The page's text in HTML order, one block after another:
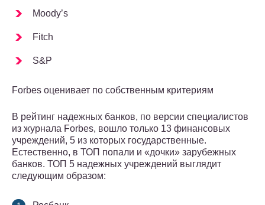
Moody’s
Fitch
S&P
Forbes оценивает по собственным критериям
В рейтинг надежных банков, по версии специалистов
из журнала Forbes, вошло только 13 финансовых
учреждений, 5 из которых государственные.
Естественно, в ТОП попали и «дочки» зарубежных
банков. ТОП 5 надежных учреждений выглядит
следующим образом: